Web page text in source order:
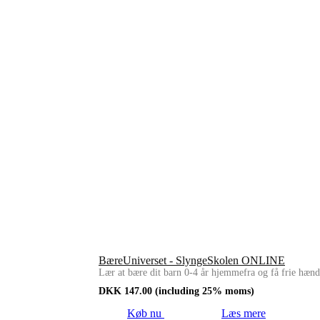
BæreUniverset - SlyngeSkolen ONLINE
Lær at bære dit barn 0-4 år hjemmefra og få frie
DKK 147.00 (including 25% moms)
Køb nu Læs mere